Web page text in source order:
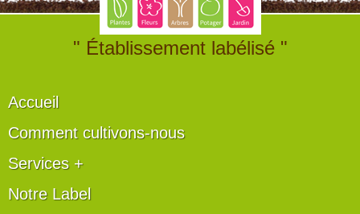
" Établissement labélisé "
Accueil
Comment cultivons-nous
Services +
Notre Label